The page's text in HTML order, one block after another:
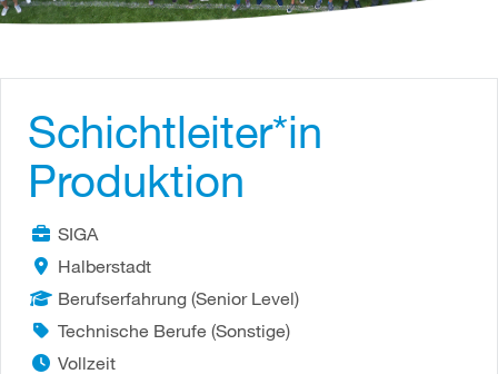
Schichtleiter*in
Produktion
SIGA
Halberstadt
Berufserfahrung (Senior Level)
Technische Berufe (Sonstige)
Vollzeit